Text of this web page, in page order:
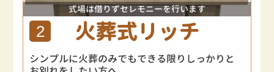
式場は借りずセレモニーを行います
2 火葬式リッチ
シンプルに火葬のみでもできる限りしっかりと